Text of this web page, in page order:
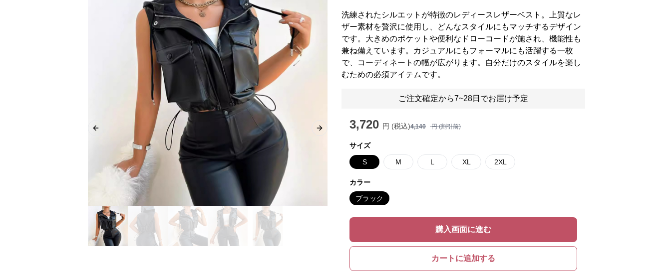
Previous slide Next slide
洗練されたシルエットが特徴のレディースレザーベスト。上質なレ
ザー素材を贅沢に使用し、どんなスタイルにもマッチするデザイン
です。大きめのポケットや便利なドローコードが施され、機能性も
兼ね備えています。カジュアルにもフォーマルにも活躍する一枚
で、コーディネートの幅が広がります。自分だけのスタイルを楽し
むための必須アイテムです。
ご注文確定から7~28日でお届け予定
3,720 円 (税込)4,140 円 (割引前)
サイズ
S M L XL 2XL
カラー
ブラック
購入画面に進む
カートに追加する